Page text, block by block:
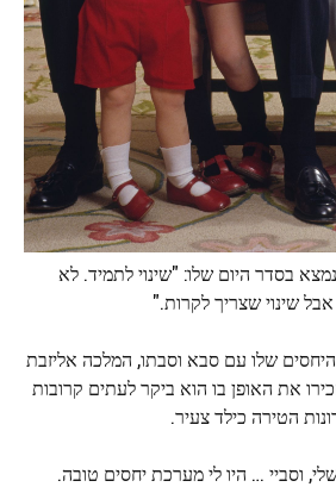
בסדר היום שלו: "שינוי לתמיד. לא
שינוי שצריך לקרות."
שלו עם סבא וסבתו, המלכה אליזבת
את האופן בו הוא ביקר לעתים קרובות
הטירה כילד צעיר.
וסביי … היו לי מערכת יחסים טובה.